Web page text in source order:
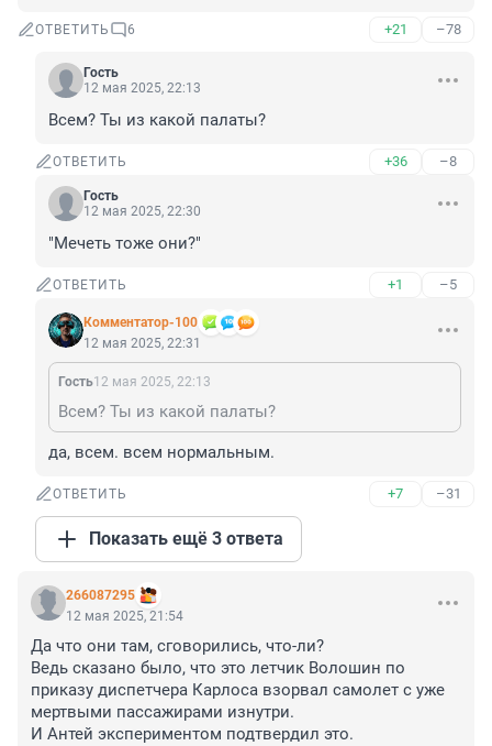
ОТВЕТИТЬ 6 +21 –78
Гость
12 мая 2025, 22:13
Всем? Ты из какой палаты?
ОТВЕТИТЬ +36 –8
Гость
12 мая 2025, 22:30
"Мечеть тоже они?"
ОТВЕТИТЬ +1 –5
Комментатор-100
12 мая 2025, 22:31
Гость12 мая 2025, 22:13
Всем? Ты из какой палаты?
да, всем. всем нормальным.
ОТВЕТИТЬ +7 –31
Показать ещё 3 ответа
266087295
12 мая 2025, 21:54
Да что они там, сговорились, что-ли?
Ведь сказано было, что это летчик Волошин по
приказу диспетчера Карлоса взорвал самолет с уже
мертвыми пассажирами изнутри.
И Антей экспериментом подтвердил это.